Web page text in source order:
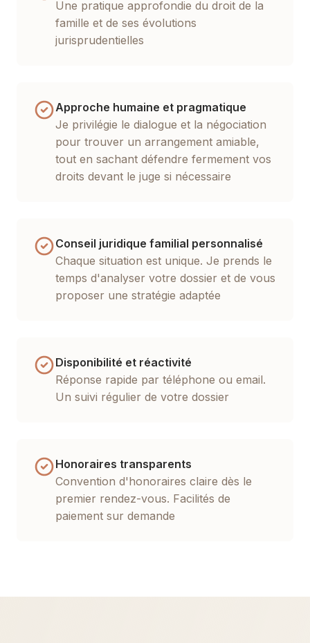
Une pratique approfondie du droit de la
famille et de ses évolutions
jurisprudentielles
Approche humaine et pragmatique
Je privilégie le dialogue et la négociation
pour trouver un arrangement amiable,
tout en sachant défendre fermement vos
droits devant le juge si nécessaire
Conseil juridique familial personnalisé
Chaque situation est unique. Je prends le
temps d'analyser votre dossier et de vous
proposer une stratégie adaptée
Disponibilité et réactivité
Réponse rapide par téléphone ou email.
Un suivi régulier de votre dossier
Honoraires transparents
Convention d'honoraires claire dès le
premier rendez-vous. Facilités de
paiement sur demande